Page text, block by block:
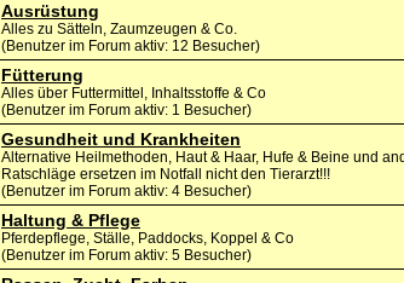
Ausrüstung
Alles zu Sätteln, Zaumzeugen & Co.
(Benutzer im Forum aktiv: 12 Besucher)
Fütterung
Alles über Futtermittel, Inhaltsstoffe & Co
(Benutzer im Forum aktiv: 1 Besucher)
Gesundheit und Krankheiten
Alternative Heilmethoden, Haut & Haar, Hufe & Beine und
Ratschläge ersetzen im Notfall nicht den Tierarzt!!!
(Benutzer im Forum aktiv: 4 Besucher)
Haltung & Pflege
Pferdepflege, Ställe, Paddocks, Koppel & Co
(Benutzer im Forum aktiv: 5 Besucher)